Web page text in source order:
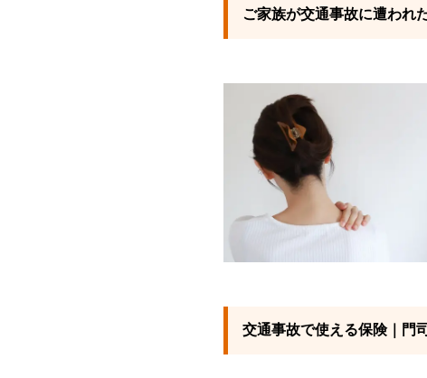
ご家族が交通事故に遭われ
交通事故で使える保険｜門